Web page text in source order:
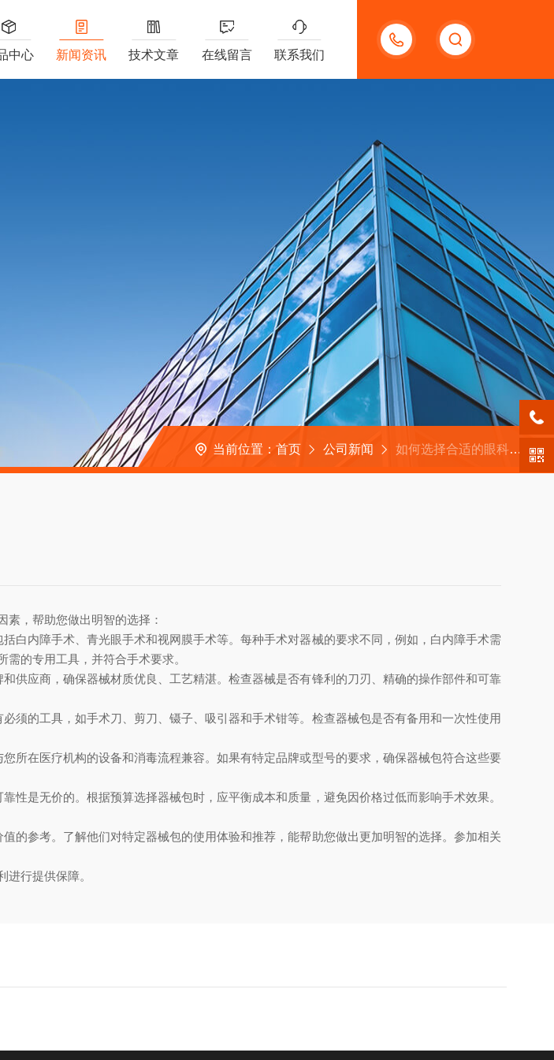
18123966210
中心 新闻资讯 技术文章 在线留言 联系我们
当前位置： 首页 公司新闻 如何选择合适的眼科器械包？
，帮助您做出明智的选择：
白内障手术、青光眼手术和视网膜手术等。每种手术对器械的要求不同，例如，白内障手术需
的专用工具，并符合手术要求。
供应商，确保器械材质优良、工艺精湛。检查器械是否有锋利的刀刃、精确的操作部件和可靠
须的工具，如手术刀、剪刀、镊子、吸引器和手术钳等。检查器械包是否有备用和一次性使用
所在医疗机构的设备和消毒流程兼容。如果有特定品牌或型号的要求，确保器械包符合这些要
性是无价的。根据预算选择器械包时，应平衡成本和质量，避免因价格过低而影响手术效果。
的参考。了解他们对特定器械包的使用体验和推荐，能帮助您做出更加明智的选择。参加相关
行提供保障。